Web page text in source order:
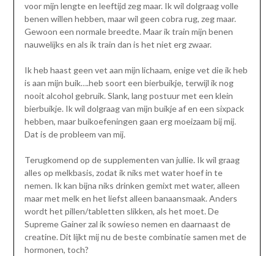
voor mijn lengte en leeftijd zeg maar. Ik wil dolgraag volle
benen willen hebben, maar wil geen cobra rug, zeg maar.
Gewoon een normale breedte. Maar ik train mijn benen
nauwelijks en als ik train dan is het niet erg zwaar.
Ik heb haast geen vet aan mijn lichaam, enige vet die ik heb
is aan mijn buik….heb soort een bierbuikje, terwijl ik nog
nooit alcohol gebruik. Slank, lang postuur met een klein
bierbuikje. Ik wil dolgraag van mijn buikje af en een sixpack
hebben, maar buikoefeningen gaan erg moeizaam bij mij.
Dat is de probleem van mij.
Terugkomend op de supplementen van jullie. Ik wil graag
alles op melkbasis, zodat ik niks met water hoef in te
nemen. Ik kan bijna niks drinken gemixt met water, alleen
maar met melk en het liefst alleen banaansmaak. Anders
wordt het pillen/tabletten slikken, als het moet. De
Supreme Gainer zal ik sowieso nemen en daarnaast de
creatine. Dit lijkt mij nu de beste combinatie samen met de
hormonen, toch?